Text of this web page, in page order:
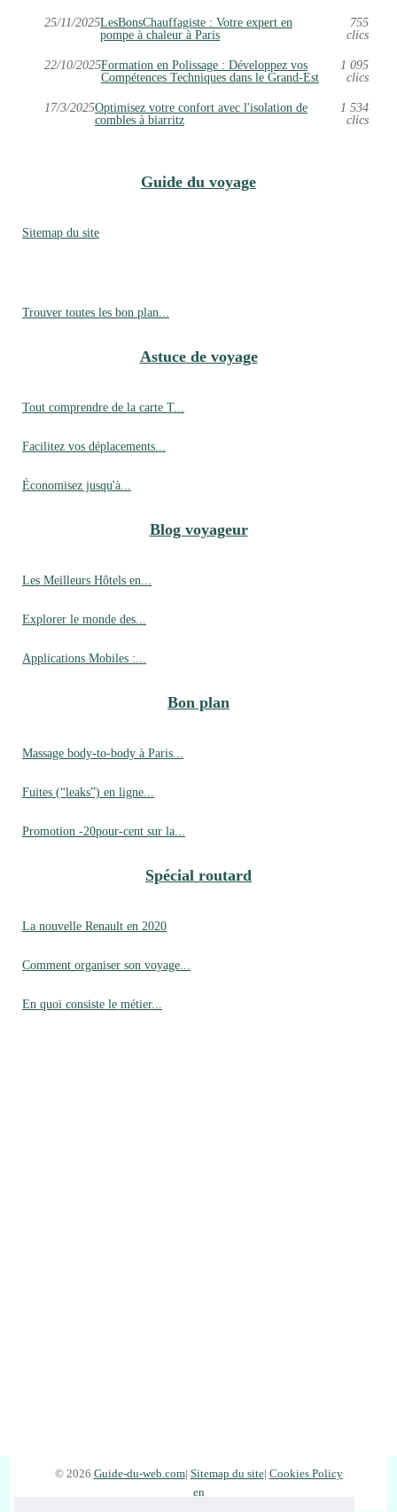
25/11/2025LesBonsChauffagiste : Votre expert en
pompe à chaleur à Paris
755
clics
22/10/2025Formation en Polissage : Développez vos
Compétences Techniques dans le Grand-Est
1 095
clics
17/3/2025Optimisez votre confort avec l'isolation de
combles à biarritz
1 534
clics
Guide du voyage
Sitemap du site
Trouver toutes les bon plan...
Astuce de voyage
Tout comprendre de la carte T...
Facilitez vos déplacements...
Économisez jusqu'à...
Blog voyageur
Les Meilleurs Hôtels en...
Explorer le monde des...
Applications Mobiles :...
Bon plan
Massage body-to-body à Paris...
Fuites (“leaks”) en ligne...
Promotion -20pour-cent sur la...
Spécial routard
La nouvelle Renault en 2020
Comment organiser son voyage...
En quoi consiste le métier...
© 2026 Guide-du-web.com| Sitemap du site| Cookies Policy
en